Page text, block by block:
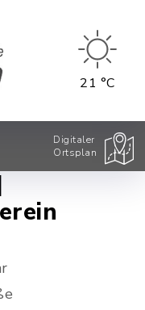
21 °C
Digitaler
Ortsplan